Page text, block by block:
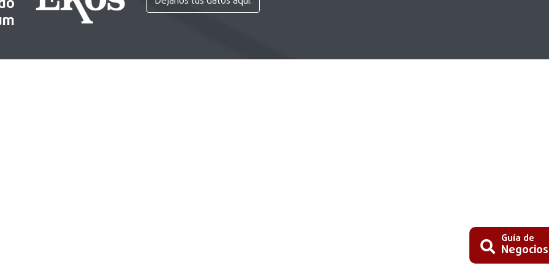
Guía de